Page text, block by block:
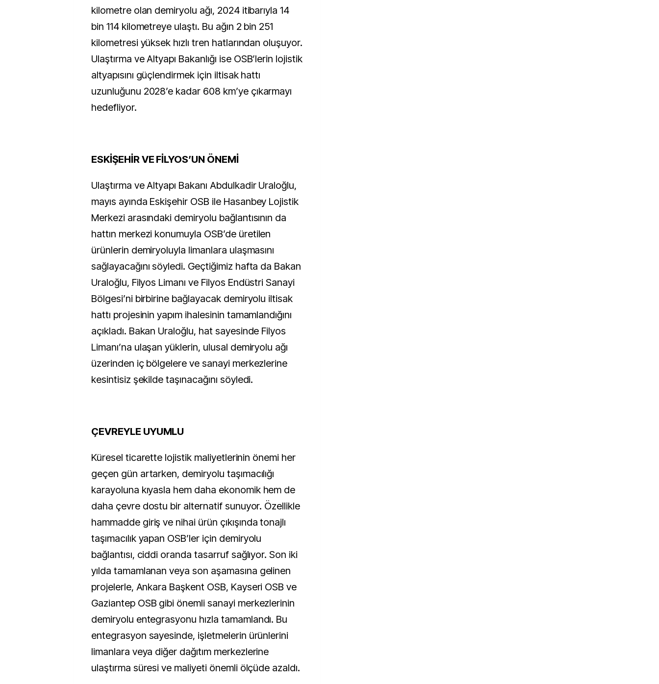
kilometre olan demiryolu ağı, 2024 itibarıyla 14
bin 114 kilometreye ulaştı. Bu ağın 2 bin 251
kilometresi yüksek hızlı tren hatlarından oluşuyor.
Ulaştırma ve Altyapı Bakanlığı ise OSB’lerin lojistik
altyapısını güçlendirmek için iltisak hattı
uzunluğunu 2028’e kadar 608 km’ye çıkarmayı
hedefliyor.
ESKİŞEHİR VE FİLYOS’UN ÖNEMİ
Ulaştırma ve Altyapı Bakanı Abdulkadir Uraloğlu,
mayıs ayında Eskişehir OSB ile Hasanbey Lojistik
Merkezi arasındaki demiryolu bağlantısının da
hattın merkezi konumuyla OSB’de üretilen
ürünlerin demiryoluyla limanlara ulaşmasını
sağlayacağını söyledi. Geçtiğimiz hafta da Bakan
Uraloğlu, Filyos Limanı ve Filyos Endüstri Sanayi
Bölgesi’ni birbirine bağlayacak demiryolu iltisak
hattı projesinin yapım ihalesinin tamamlandığını
açıkladı. Bakan Uraloğlu, hat sayesinde Filyos
Limanı’na ulaşan yüklerin, ulusal demiryolu ağı
üzerinden iç bölgelere ve sanayi merkezlerine
kesintisiz şekilde taşınacağını söyledi.
ÇEVREYLE UYUMLU
Küresel ticarette lojistik maliyetlerinin önemi her
geçen gün artarken, demiryolu taşımacılığı
karayoluna kıyasla hem daha ekonomik hem de
daha çevre dostu bir alternatif sunuyor. Özellikle
hammadde giriş ve nihai ürün çıkışında tonajlı
taşımacılık yapan OSB’ler için demiryolu
bağlantısı, ciddi oranda tasarruf sağlıyor. Son iki
yılda tamamlanan veya son aşamasına gelinen
projelerle, Ankara Başkent OSB, Kayseri OSB ve
Gaziantep OSB gibi önemli sanayi merkezlerinin
demiryolu entegrasyonu hızla tamamlandı. Bu
entegrasyon sayesinde, işletmelerin ürünlerini
limanlara veya diğer dağıtım merkezlerine
ulaştırma süresi ve maliyeti önemli ölçüde azaldı.